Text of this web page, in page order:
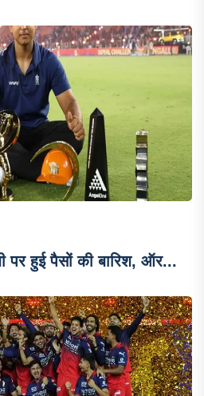
पर हुई पैसों की बारिश, ऑर...